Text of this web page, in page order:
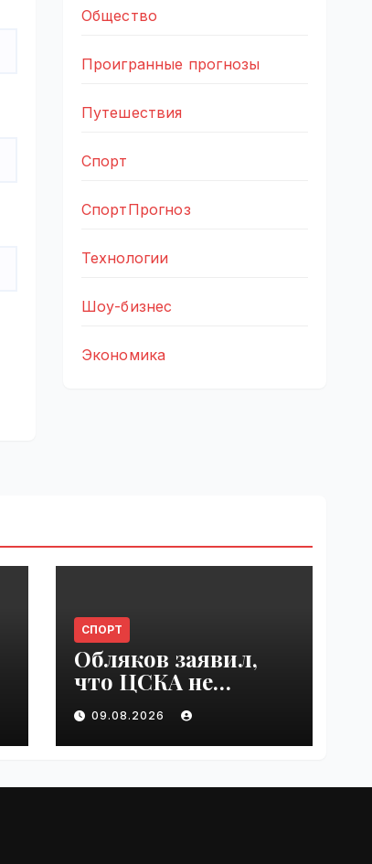
Общество
Проигранные прогнозы
Путешествия
Спорт
СпортПрогноз
Технологии
Шоу-бизнес
Экономика
СПОРТ
Обляков заявил,
что ЦСКА не
хватает Акинфеева
| VseTime.ru
09.08.2026